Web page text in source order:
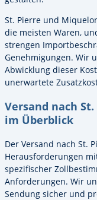
St. Pierre und
die meisten Waren,
strengen
Genehmigungen. Wir
Abwicklung dieser
unerwartete
Versand nach
im Überblick
Der Versand nach St.
Herausforderungen
spezifischer
Anforderungen. Wir
Sendung sicher und